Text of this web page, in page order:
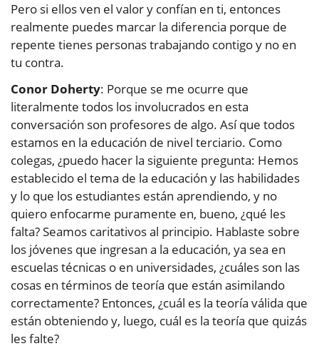
Pero si ellos ven el valor y confían en ti, entonces
realmente puedes marcar la diferencia porque de
repente tienes personas trabajando contigo y no en
tu contra.
Conor Doherty: Porque se me ocurre que
literalmente todos los involucrados en esta
conversación son profesores de algo. Así que todos
estamos en la educación de nivel terciario. Como
colegas, ¿puedo hacer la siguiente pregunta: Hemos
establecido el tema de la educación y las habilidades
y lo que los estudiantes están aprendiendo, y no
quiero enfocarme puramente en, bueno, ¿qué les
falta? Seamos caritativos al principio. Hablaste sobre
los jóvenes que ingresan a la educación, ya sea en
escuelas técnicas o en universidades, ¿cuáles son las
cosas en términos de teoría que están asimilando
correctamente? Entonces, ¿cuál es la teoría válida que
están obteniendo y, luego, cuál es la teoría que quizás
les falte?